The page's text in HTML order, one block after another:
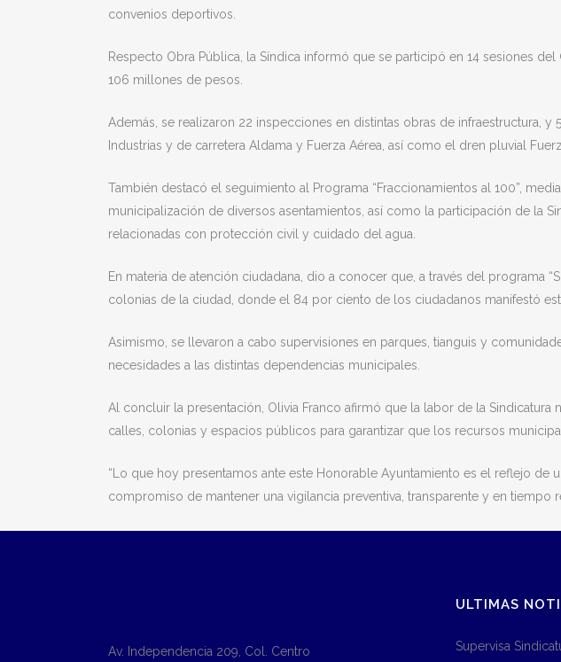
convenios deportivos.
Respecto Obra Pública, la Síndica informó que se participó en 14 sesiones
106 millones de pesos.
Además, se realizaron 22 inspecciones en distintas obras de infraestructura,
Industrias y de carretera Aldama y Fuerza Aérea, así como el dren pluvial
También destacó el seguimiento al Programa “Fraccionamientos al 100”,
municipalización de diversos asentamientos, así como la participación de la
relacionadas con protección civil y cuidado del agua.
En materia de atención ciudadana, dio a conocer que, a través del programa
colonias de la ciudad, donde el 84 por ciento de los ciudadanos manifestó
Asimismo, se llevaron a cabo supervisiones en parques, tianguis y
necesidades a las distintas dependencias municipales.
Al concluir la presentación, Olivia Franco afirmó que la labor de la
calles, colonias y espacios públicos para garantizar que los recursos
“Lo que hoy presentamos ante este Honorable Ayuntamiento es el reflejo de
compromiso de mantener una vigilancia preventiva, transparente y en tiempo
Av. Independencia 209, Col. Centro
ULTIMAS
Supervisa